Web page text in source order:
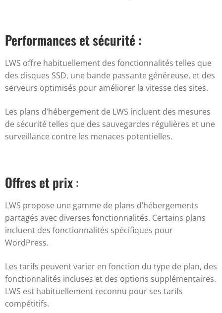
Performances et sécurité :
LWS offre habituellement des fonctionnalités telles que
des disques SSD, une bande passante généreuse, et des
serveurs optimisés pour améliorer la vitesse des sites.
Les plans d’hébergement de LWS incluent des mesures
de sécurité telles que des sauvegardes régulières et une
surveillance contre les menaces potentielles.
Offres et prix:
LWS propose une gamme de plans d’hébergements
partagés avec diverses fonctionnalités. Certains plans
incluent des fonctionnalités spécifiques pour
WordPress.
Les tarifs peuvent varier en fonction du type de plan, des
fonctionnalités incluses et des options supplémentaires.
LWS est habituellement reconnu pour ses tarifs
compétitifs.